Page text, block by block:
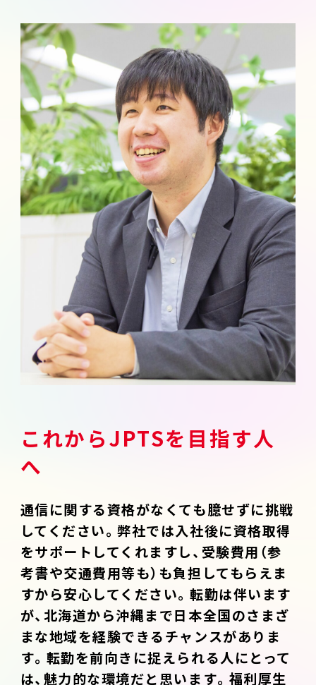
これからJPTSを目指す人
へ
通信に関する資格がなくても臆せずに挑戦
してください。弊社では入社後に資格取得
をサポートしてくれますし、受験費用（参
考書や交通費用等も）も負担してもらえま
すから安心してください。転勤は伴います
が、北海道から沖縄まで日本全国のさまざ
まな地域を経験できるチャンスがありま
す。転勤を前向きに捉えられる人にとって
は、魅力的な環境だと思います。福利厚生